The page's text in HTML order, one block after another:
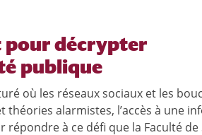
pour décrypter
publique
où les réseaux sociaux et les
alarmistes, l’accès à une
à ce défi que la Faculté de